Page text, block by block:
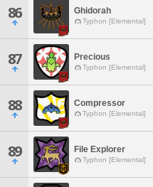
86 Ghidorah
Typhon [Elemental]
87 Precious
Typhon [Elemental]
88 Compressor
Typhon [Elemental]
89 File Explorer
Typhon [Elemental]